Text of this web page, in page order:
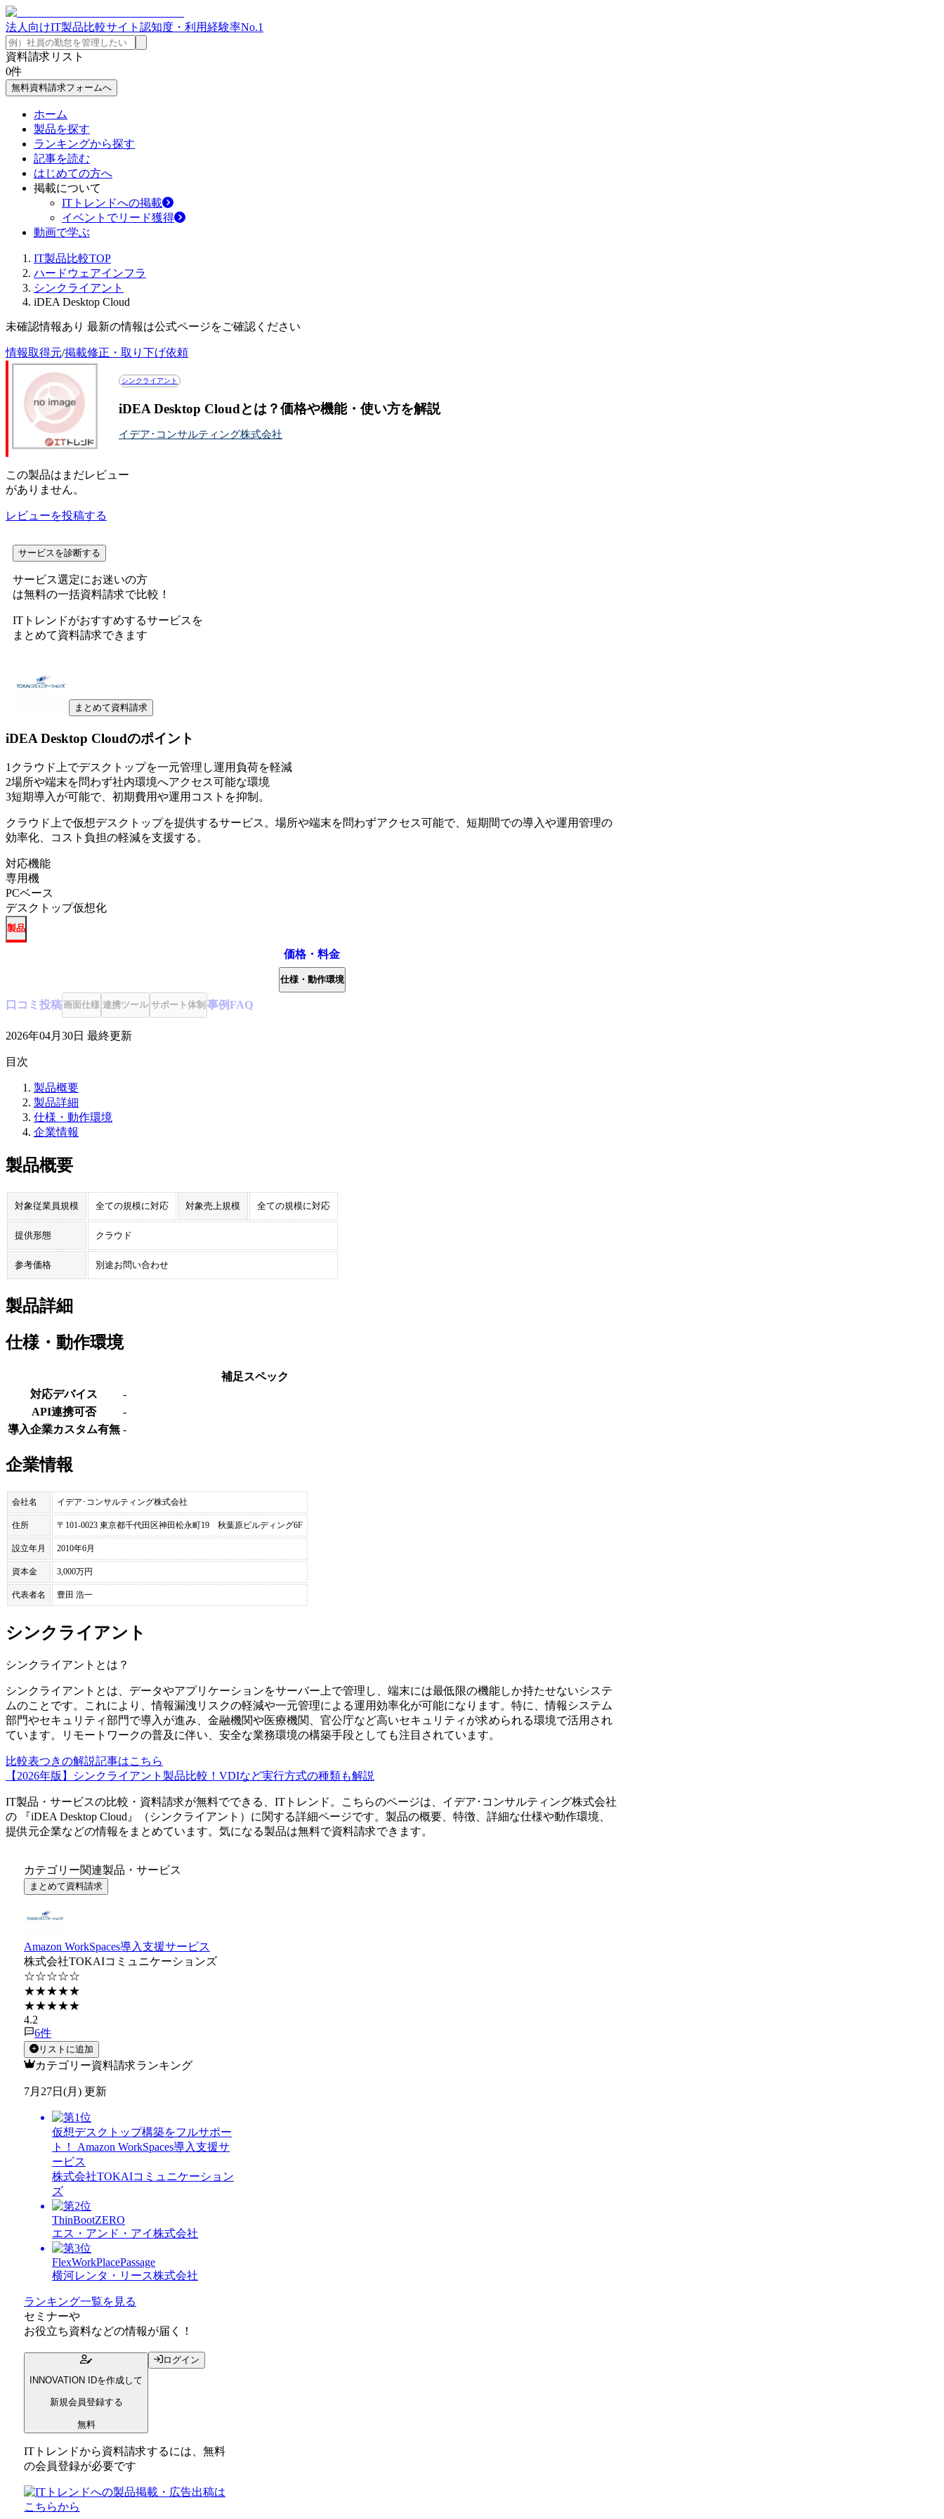
法人向けIT製品比較サイト 認知度・利用経験率No.1
資料請求リスト
0件
無料資料請求フォームへ
ホーム
製品を探す
ランキングから探す
記事を読む
はじめての方へ
掲載について
ITトレンドへの掲載
イベントでリード獲得
動画で学ぶ
IT製品比較TOP
ハードウェアインフラ
シンクライアント
iDEA Desktop Cloud
未確認情報あり 最新の情報は公式ページをご確認ください
情報取得元/掲載修正・取り下げ依頼
シンクライアント
iDEA Desktop Cloudとは？価格や機能・使い方を解説
イデア･コンサルティング株式会社
この製品はまだレビュー
がありません。
レビューを投稿する
サービスを診断する
サービス選定にお迷いの方
は無料の一括資料請求で比較！
ITトレンドがおすすめするサービスを
まとめて資料請求できます
まとめて資料請求
iDEA Desktop Cloudのポイント
1クラウド上でデスクトップを一元管理し運用負荷を軽減
2場所や端末を問わず社内環境へアクセス可能な環境
3短期導入が可能で、初期費用や運用コストを抑制。
クラウド上で仮想デスクトップを提供するサービス。場所や端末を問わずアクセス可能で、短期間での導入や運用管理の
効率化、コスト負担の軽減を支援する。
対応機能
専用機
PCベース
デスクトップ仮想化
製品
価格・料金
仕様・動作環境
口コミ 投稿画面仕様 連携ツール サポート体制 事例FAQ
2026年04月30日 最終更新
目次
製品概要
製品詳細
仕様・動作環境
企業情報
製品概要
対象従業員規模 全ての規模に対応 対象売上規模 全ての規模に対応
提供形態 クラウド
参考価格 別途お問い合わせ
製品詳細
仕様・動作環境
補足スペック
対応デバイス
-
API連携可否
-
導入企業カスタム有無 -
企業情報
会社名 イデア･コンサルティング株式会社
住所 〒101-0023 東京都千代田区神田松永町19 秋葉原ビルディング6F
設立年月 2010年6月
資本金 3,000万円
代表者名 豊田 浩一
シンクライアント
シンクライアント とは？
シンクライアントとは、データやアプリケーションをサーバー上で管理し、端末には最低限の機能しか持たせないシステ
ムのことです。これにより、情報漏洩リスクの軽減や一元管理による運用効率化が可能になります。特に、情報システム
部門やセキュリティ部門で導入が進み、金融機関や医療機関、官公庁など高いセキュリティが求められる環境で活用され
ています。リモートワークの普及に伴い、安全な業務環境の構築手段としても注目されています。
比較表つきの解説記事はこちら
【2026年版】シンクライアント製品比較！VDIなど実行方式の種類も解説
IT製品・サービスの比較・資料請求が無料でできる、ITトレンド。こちらのページは、 イデア･コンサルティング株式会社
の 『iDEA Desktop Cloud 』（ シンクライアント ）に関する詳細ページです。製品の概要、特徴、詳細な仕様や動作環境、
提供元企業などの情報をまとめています。気になる製品は無料で資料請求できます。
カテゴリー関連製品・サービス
まとめて資料請求
Amazon WorkSpaces導入支援サービス
株式会社TOKAIコミュニケーションズ
☆☆☆☆☆
★★★★★
★★★★★
4.2
6件
リストに追加
カテゴリー資料請求ランキング
7月27日(月) 更新
仮想デスクトップ構築をフルサポー
ト！ Amazon WorkSpaces導入支援サ
ービス
株式会社TOKAIコミュニケーション
ズ
ThinBootZERO
エス・アンド・アイ株式会社
FlexWorkPlacePassage
横河レンタ・リース株式会社
ランキング一覧を見る
セミナーや
お役立ち資料などの情報が届く！
INNOVATION IDを作成して
新規会員登録する
無料
ログイン
ITトレンドから資料請求するには、無料
の会員登録が必要です